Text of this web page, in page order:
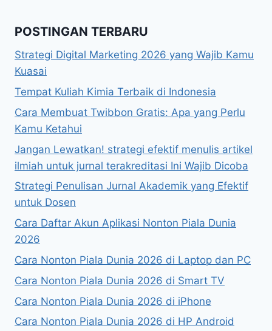
POSTINGAN TERBARU
Strategi Digital Marketing 2026 yang Wajib Kamu
Kuasai
Tempat Kuliah Kimia Terbaik di Indonesia
Cara Membuat Twibbon Gratis: Apa yang Perlu
Kamu Ketahui
Jangan Lewatkan! strategi efektif menulis artikel
ilmiah untuk jurnal terakreditasi Ini Wajib Dicoba
Strategi Penulisan Jurnal Akademik yang Efektif
untuk Dosen
Cara Daftar Akun Aplikasi Nonton Piala Dunia
2026
Cara Nonton Piala Dunia 2026 di Laptop dan PC
Cara Nonton Piala Dunia 2026 di Smart TV
Cara Nonton Piala Dunia 2026 di iPhone
Cara Nonton Piala Dunia 2026 di HP Android